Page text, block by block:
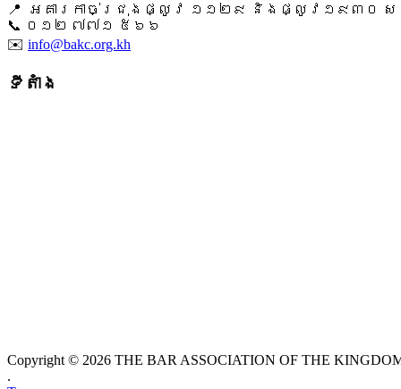
📍 អគារកាច់ជ្រុងផ្លូវ ១១២៩ និងផ្លូវ១៩៣០ ស
📞 ​០១២ ៧៧១ ៥៦៦
✉️ info@bakc.org.kh
ទីតាំង
Copyright © 2026 THE BAR ASSOCIATION OF THE
.